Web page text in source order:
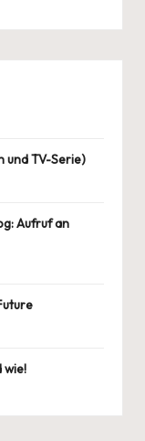
und TV-Serie)
Aufruf an
wie!